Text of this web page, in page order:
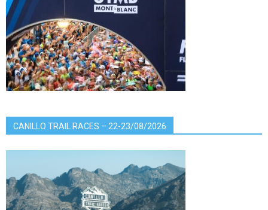
CANILLO TRAIL RACES – 22-23/08/2026